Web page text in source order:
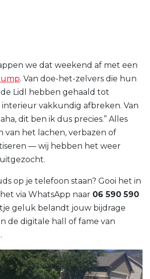
we dat weekend af met een
. Van doe-het-zelvers die hun
Lidl hebben gehaald tot
interieur vakkundig afbreken. Van
dit ben ik dus precies.” Alles
van het lachen, verbazen of
— wij hebben het weer
op je telefoon staan? Gooi het in
via WhatsApp naar 06 590 590
geluk belandt jouw bijdrage
de digitale hall of fame van